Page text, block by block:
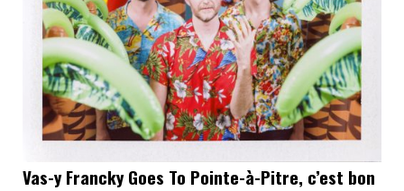
Vas-y Francky Goes To Pointe-à-Pitre, c’est bon